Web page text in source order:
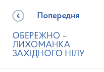
Попередня
ОБЕРЕЖНО –
ЛИХОМАНКА
ЗАХІДНОГО НІЛУ